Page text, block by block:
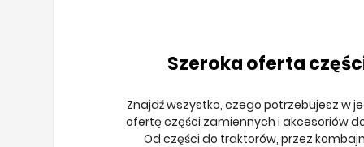
Szeroka oferta
Znajdź wszystko, czego potrzebujesz w
ofertę części zamiennych i akcesoriów
Od części do traktorów, przez